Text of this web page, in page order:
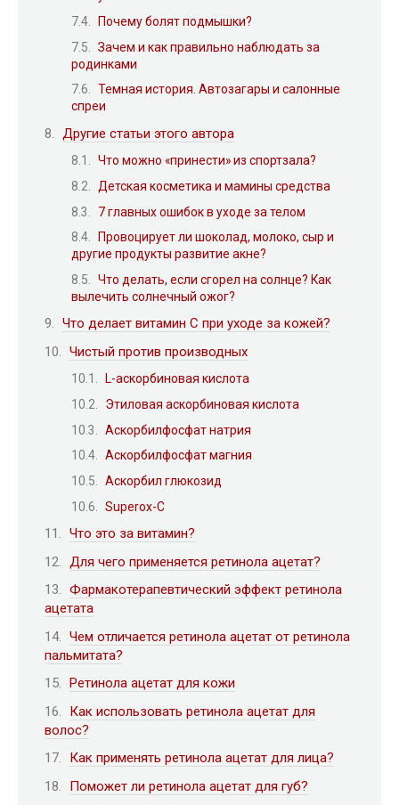
Почему болят подмышки?
Зачем и как правильно наблюдать за
родинками
Темная история. Автозагары и салонные
спреи
Другие статьи этого автора
Что можно «принести» из спортзала?
Детская косметика и мамины средства
7 главных ошибок в уходе за телом
Провоцирует ли шоколад, молоко, сыр и
другие продукты развитие акне?
Что делать, если сгорел на солнце? Как
вылечить солнечный ожог?
Что делает витамин С при уходе за кожей?
Чистый против производных
L-аскорбиновая кислота
Этиловая аскорбиновая кислота
Аскорбилфосфат натрия
Аскорбилфосфат магния
Аскорбил глюкозид
Superox-C
Что это за витамин?
Для чего применяется ретинола ацетат?
Фармакотерапевтический эффект ретинола
ацетата
Чем отличается ретинола ацетат от ретинола
пальмитата?
Ретинола ацетат для кожи
Как использовать ретинола ацетат для
волос?
Как применять ретинола ацетат для лица?
Поможет ли ретинола ацетат для губ?